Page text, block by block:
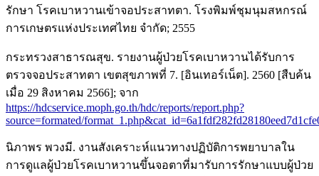
รักษา โรคเบาหวานเข้าจอประสาทตา. โรงพิมพ์ชุมนุมสหกรณ์
การเกษตรแห่งประเทศไทย จำกัด; 2555
กระทรวงสาธารณสุข. รายงานผู้ป่วยโรคเบาหวานได้รับการ
ตรวจจอประสาทตา เขตสุขภาพที่ 7. [อินเทอร์เน็ต]. 2560 [สืบค้น
เมื่อ 29 สิงหาคม 2566]; จาก
https://hdcservice.moph.go.th/hdc/reports/report.php?
source=formated/
นิภาพร พวงมี. งานสังเคราะห์แนวทางปฏิบัติการพยาบาลใน
การดูแลผู้ป่วยโรคเบาหวานขึ้นจอตาที่มารับการรักษาแบบผู้ป่วย